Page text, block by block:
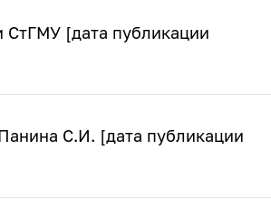
СтГМУ [дата публикации
С.И. [дата публикации